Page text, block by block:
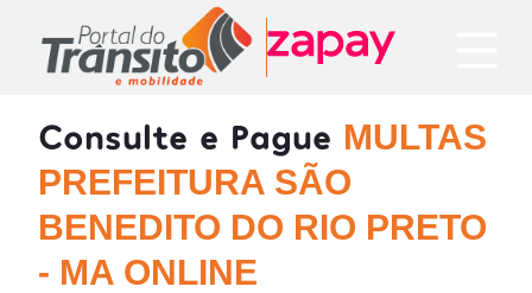
Consulte e Pague MULTAS
PREFEITURA SÃO
BENEDITO DO RIO PRETO
- MA ONLINE